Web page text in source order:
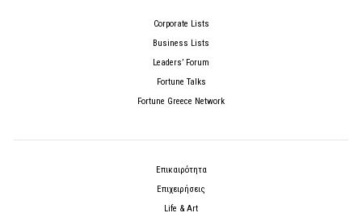
Corporate Lists
Business Lists
Leaders’ Forum
Fortune Talks
Fortune Greece Network
Επικαιρότητα
Επιχειρήσεις
Life & Art